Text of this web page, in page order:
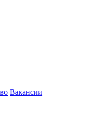
Вакансии